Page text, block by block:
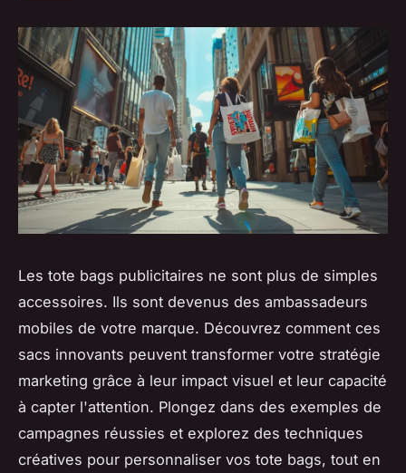
Les tote bags publicitaires ne sont plus de simples
accessoires. Ils sont devenus des ambassadeurs
mobiles de votre marque. Découvrez comment ces
sacs innovants peuvent transformer votre stratégie
marketing grâce à leur impact visuel et leur capacité
à capter l'attention. Plongez dans des exemples de
campagnes réussies et explorez des techniques
créatives pour personnaliser vos tote bags, tout en